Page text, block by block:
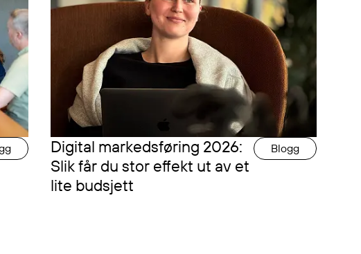
Digital markedsføring 2026:
Slik får du stor effekt ut av et
lite budsjett
Blogg